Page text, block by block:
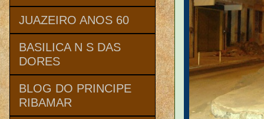
JUAZEIRO ANOS 60
BASILICA N S DAS
DORES
BLOG DO PRINCIPE
RIBAMAR